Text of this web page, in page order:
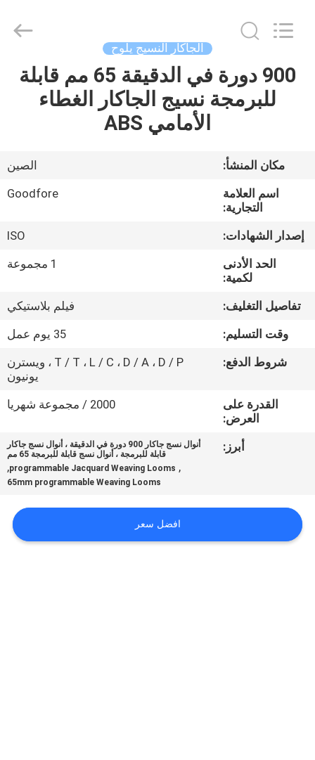
المنزل
فيديوهات
معلومات
عنا
في
المعمل
رقابة
جودة
أخبار
Machinery
Co.,Ltd.
الجاكار النسيج يلوح
900 دورة في الدقيقة 65 مم قابلة
للبرمجة نسيج الجاكار الغطاء
الأمامي ABS
مكان المنشأ:
الصين
اسم العلامة
التجارية:
Goodfore
إصدار الشهادات:
ISO
الحد الأدنى
لكمية:
1 مجموعة
تفاصيل التغليف:
فيلم بلاستيكي
وقت التسليم:
35 يوم عمل
شروط الدفع:
T / T ، L / C ، D / A ، D / P ، ويسترن
يونيون
القدرة على
العرض:
2000 / مجموعة شهريا
أبرز:
أنوال نسج جاكار 900 دورة في الدقيقة ، أنوال نسج جاكار
قابلة للبرمجة ، أنوال نسج قابلة للبرمجة 65 مم
,
programmable Jacquard Weaving Looms
,
65mm programmable Weaving Looms
افضل سعر